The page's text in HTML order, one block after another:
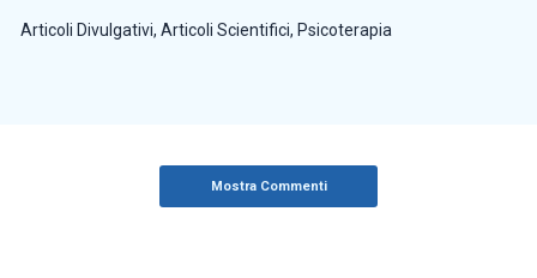
Articoli Divulgativi, Articoli Scientifici, Psicoterapia
Mostra Commenti